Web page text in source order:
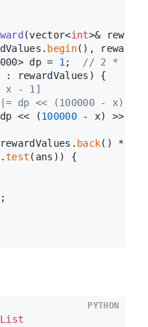
(vector<int>&
begin(),
dp =
1 ;
// 2 *
: rewardValues) {
- 1]
dp << (100000 - x) >>
<< (
100000 - x) >> (
back() *
test (ans)) {
List
PYTHON